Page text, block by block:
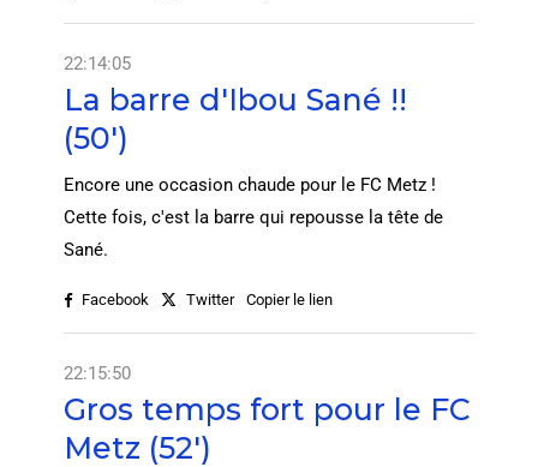
22:14:05
La barre d'Ibou Sané !!
(50')
Encore une occasion chaude pour le FC Metz !
Cette fois, c'est la barre qui repousse la tête de
Sané.
Facebook Twitter Copier le lien
22:15:50
Gros temps fort pour le FC
Metz (52')